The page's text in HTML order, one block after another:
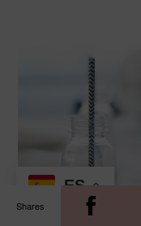
ES
Shares